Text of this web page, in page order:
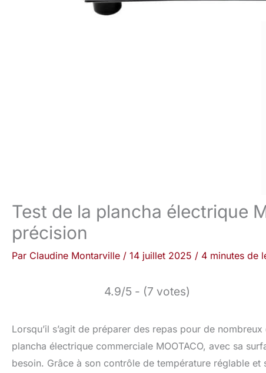
Test de la plancha électrique
précision
Par Claudine Montarville / 14 juillet 2025 / 4 minutes de
4.9/5 - (7 votes)
Lorsqu’il s’agit de préparer des repas pour de
plancha électrique commerciale MOOTACO, avec sa
besoin. Grâce à son contrôle de température réglable